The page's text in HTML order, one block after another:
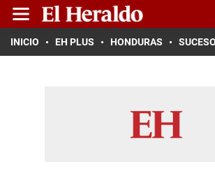
INICIO EH PLUS HONDURAS